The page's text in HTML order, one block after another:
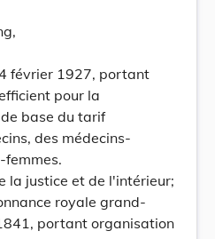
février 1927, portant
pour la
base du tarif
des médecins-
femmes.
la justice et de l'intérieur;
royale grand-
portant organisation